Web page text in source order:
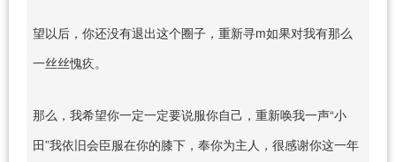
望以后，你还没有退出这个圈子，重新寻m如果对我有那么
一丝丝愧疚。
那么，我希望你一定一定要说服你自己，重新唤我一声“小
田”我依旧会臣服在你的膝下，奉你为主人，很感谢你这一年